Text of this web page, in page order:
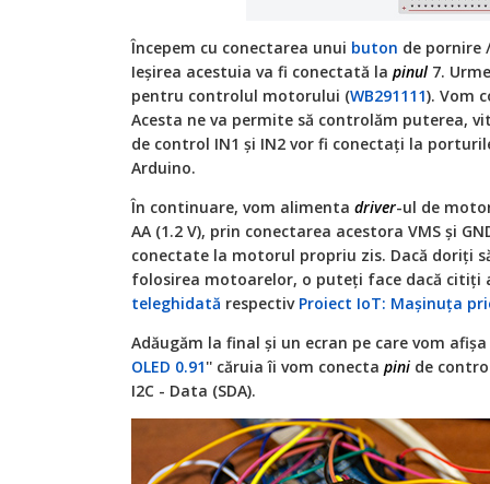
Începem cu conectarea unui buton de pornire
Ieșirea acestuia va fi conectată la pinul 7.
pentru controlul motorului (WB291111). Vom
Acesta ne va permite să controlăm puterea,
de control IN1 și IN2 vor fi conectați la
Arduino.
În continuare, vom alimenta driver-ul de
AA (1.2 V), prin conectarea acestora VMS și
conectate la motorul propriu zis. Dacă doriți
folosirea motoarelor, o puteți face dacă citiți
teleghidată respectiv Proiect IoT: Mașinuța
Adăugăm la final și un ecran pe care vom
OLED 0.91'' căruia îi vom conecta pini de
I2C - Data (SDA).